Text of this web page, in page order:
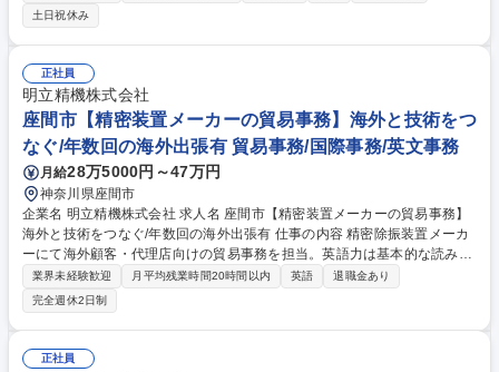
任せいたします！ ◆お任せする仕事の幅が広く、周囲を笑顔にさせること
にやりがいを感じられる方にはとてもマッチする環境です。 ◆入社後は他
メンバーのフォローがあるので、やる気と素直さを持って取り組めば未経
験の方でも十分ご活躍して頂けます。 ◆実績・目標設定・能力評価など多
角的な観点から評価する制度を用いており、公正な評価を徹底しておりま
す。 募集職種 【兵庫/神戸/貿易事務】TOEIC600点以上/英語スキルを活か
して働きたい方
土日祝休み
正社員
明立精機株式会社
座間市【精密装置メーカーの貿易事務】海外と技術をつ
なぐ/年数回の海外出張有 貿易事務/国際事務/英文事務
月給28万5000円～47万円
神奈川県座間市
企業名 明立精機株式会社 求人名 座間市【精密装置メーカーの貿易事務】
海外と技術をつなぐ/年数回の海外出張有 仕事の内容 精密除振装置メーカ
ーにて海外顧客・代理店向けの貿易事務を担当。英語力は基本的な読み書
きでOK。受発注管理や出荷手配、問い合わせ対応などを通じて、グロー
バルな製品供給を支えます。 【具体的には】■海外法人(中国、韓国)・代
理店(台湾、ベトナム、マレーシア)との英語での連絡対応 ■受発注管理、
契約書・注文書の作成および管理 ■製品の出荷手配および納期調整業務 ■
海外からの新規問い合わせ対応・社内連携 ■製品搬入や設置・調整のサポ
業界未経験歓迎 月平均残業時間20時間以内 英語
退職金あり
完全週休2日制
正社員